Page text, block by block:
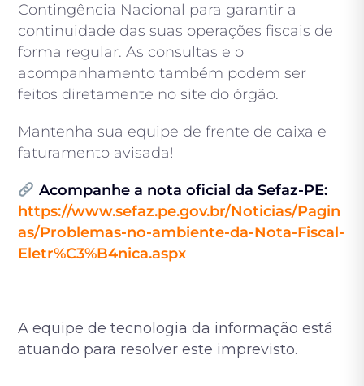
Contingência Nacional para garantir a
continuidade das suas operações fiscais de
forma regular. As consultas e o
acompanhamento também podem ser
feitos diretamente no site do órgão.
Mantenha sua equipe de frente de caixa e
faturamento avisada!
Acompanhe a nota oficial da Sefaz-PE:
https://www.sefaz.pe.gov.br/Noticias/Pagin
as/Problemas-no-ambiente-da-Nota-Fiscal-
Eletr%C3%B4nica.aspx
A equipe de tecnologia da informação está
atuando para resolver este imprevisto.